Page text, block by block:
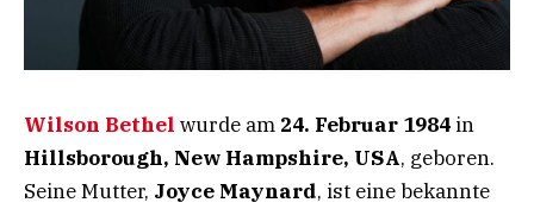
Wilson Bethel wurde am 24. Februar 1984 in
Hillsborough, New Hampshire, USA, geboren.
Seine Mutter, Joyce Maynard, ist eine bekannte